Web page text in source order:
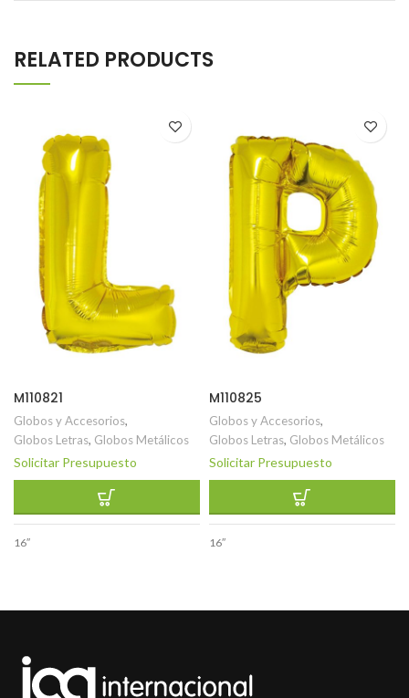
RELATED PRODUCTS
M110821
Globos y Accesorios,
Globos Letras, Globos Metálicos
Solicitar Presupuesto
16″
M110825
Globos y Accesorios,
Globos Letras, Globos Metálicos
Solicitar Presupuesto
16″